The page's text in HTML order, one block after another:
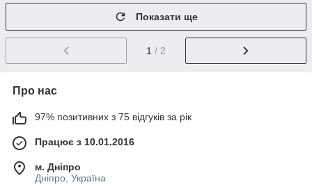
Показати ще
1 / 2
Про нас
97% позитивних з 75 відгуків за рік
Працює з 10.01.2016
м. Дніпро
Дніпро, Україна